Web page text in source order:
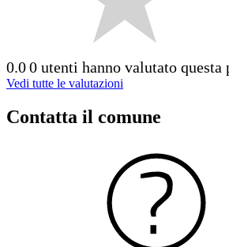
0.00 utenti hanno valutato questa
Vedi tutte le valutazioni
Contatta il comune